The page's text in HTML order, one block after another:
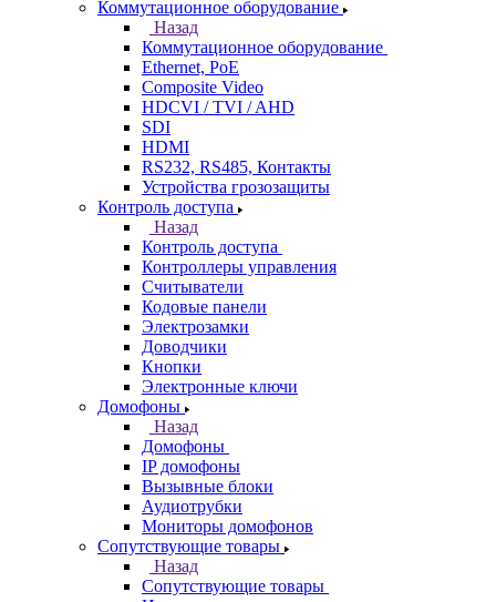
Коммутационное оборудование
Назад
Коммутационное оборудование
Ethernet, PoE
Composite Video
HDCVI / TVI / AHD
SDI
HDMI
RS232, RS485, Контакты
Устройства грозозащиты
Контроль доступа
Назад
Контроль доступа
Контроллеры управления
Считыватели
Кодовые панели
Электрозамки
Доводчики
Кнопки
Электронные ключи
Домофоны
Назад
Домофоны
IP домофоны
Вызывные блоки
Аудиотрубки
Мониторы домофонов
Сопутствующие товары
Назад
Сопутствующие товары